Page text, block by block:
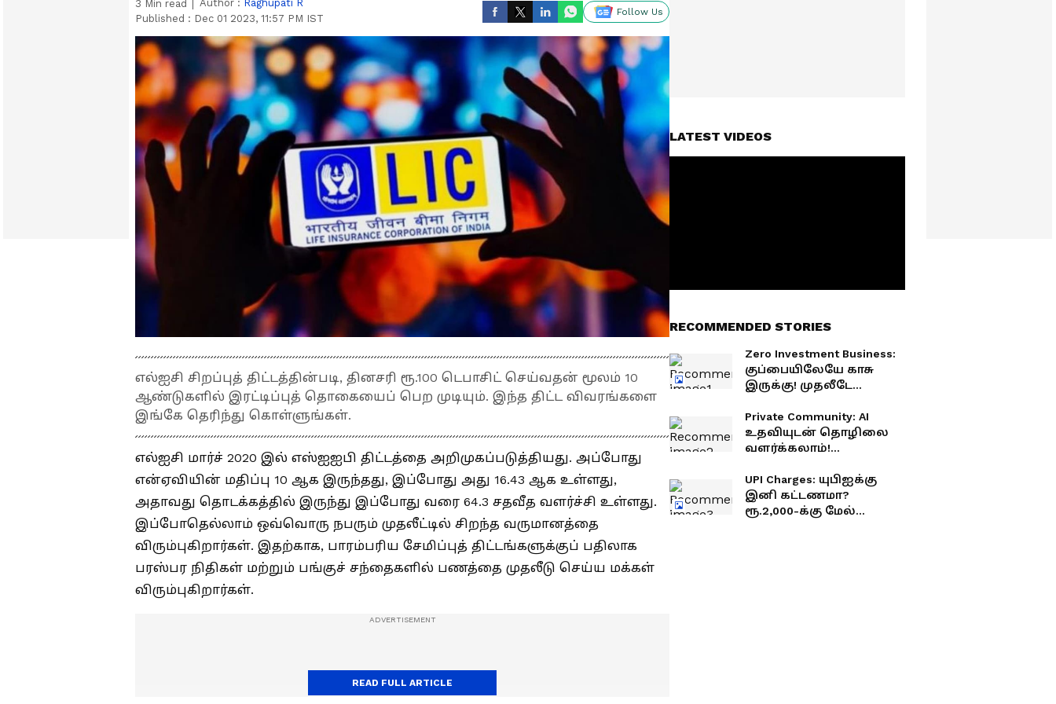
3 Min read Author : Raghupati R
Published : Dec 01 2023, 11:57 PM IST
Follow Us
எல்ஐசி சிறப்புத் திட்டத்தின்படி, தினசரி ரூ.100 டெபாசிட் செய்வதன் மூலம் 10
ஆண்டுகளில் இரட்டிப்புத் தொகையைப் பெற முடியும். இந்த திட்ட விவரங்களை
இங்கே தெரிந்து கொள்ளுங்கள்.
எல்ஐசி மார்ச் 2020 இல் எஸ்ஐஐபி திட்டத்தை அறிமுகப்படுத்தியது. அப்போது
என்ஏவியின் மதிப்பு 10 ஆக இருந்தது, இப்போது அது 16.43 ஆக உள்ளது,
அதாவது தொடக்கத்தில் இருந்து இப்போது வரை 64.3 சதவீத வளர்ச்சி உள்ளது.
இப்போதெல்லாம் ஒவ்வொரு நபரும் முதலீட்டில் சிறந்த வருமானத்தை
விரும்புகிறார்கள். இதற்காக, பாரம்பரிய சேமிப்புத் திட்டங்களுக்குப் பதிலாக
பரஸ்பர நிதிகள் மற்றும் பங்குச் சந்தைகளில் பணத்தை முதலீடு செய்ய மக்கள்
விரும்புகிறார்கள்.
READ FULL ARTICLE
LATEST VIDEOS
RECOMMENDED STORIES
Zero Investment Business:
குப்பையிலேயே காசு
இருக்கு! முதலீடே
இந்த 4 பிசினஸ்
Private Community: AI
உதவியுடன் தொழிலை
வளர்க்கலாம்!
விரிவடையும் பிரைவேட்
கம்யூனிட்டி
UPI Charges: யுபிஐக்கு
இனி கட்டணமா?
ரூ.2,000-க்கு மேல்